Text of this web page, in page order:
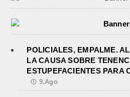
POLICIALES, EMPALME.
LA CAUSA SOBRE
ESTUPEFACIENTES PARA
9.Ago